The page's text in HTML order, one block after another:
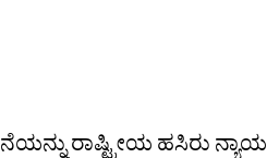
ರಾಷ್ಟ್ರೀಯ ಹಸಿರು ನ್ಯಾಯ